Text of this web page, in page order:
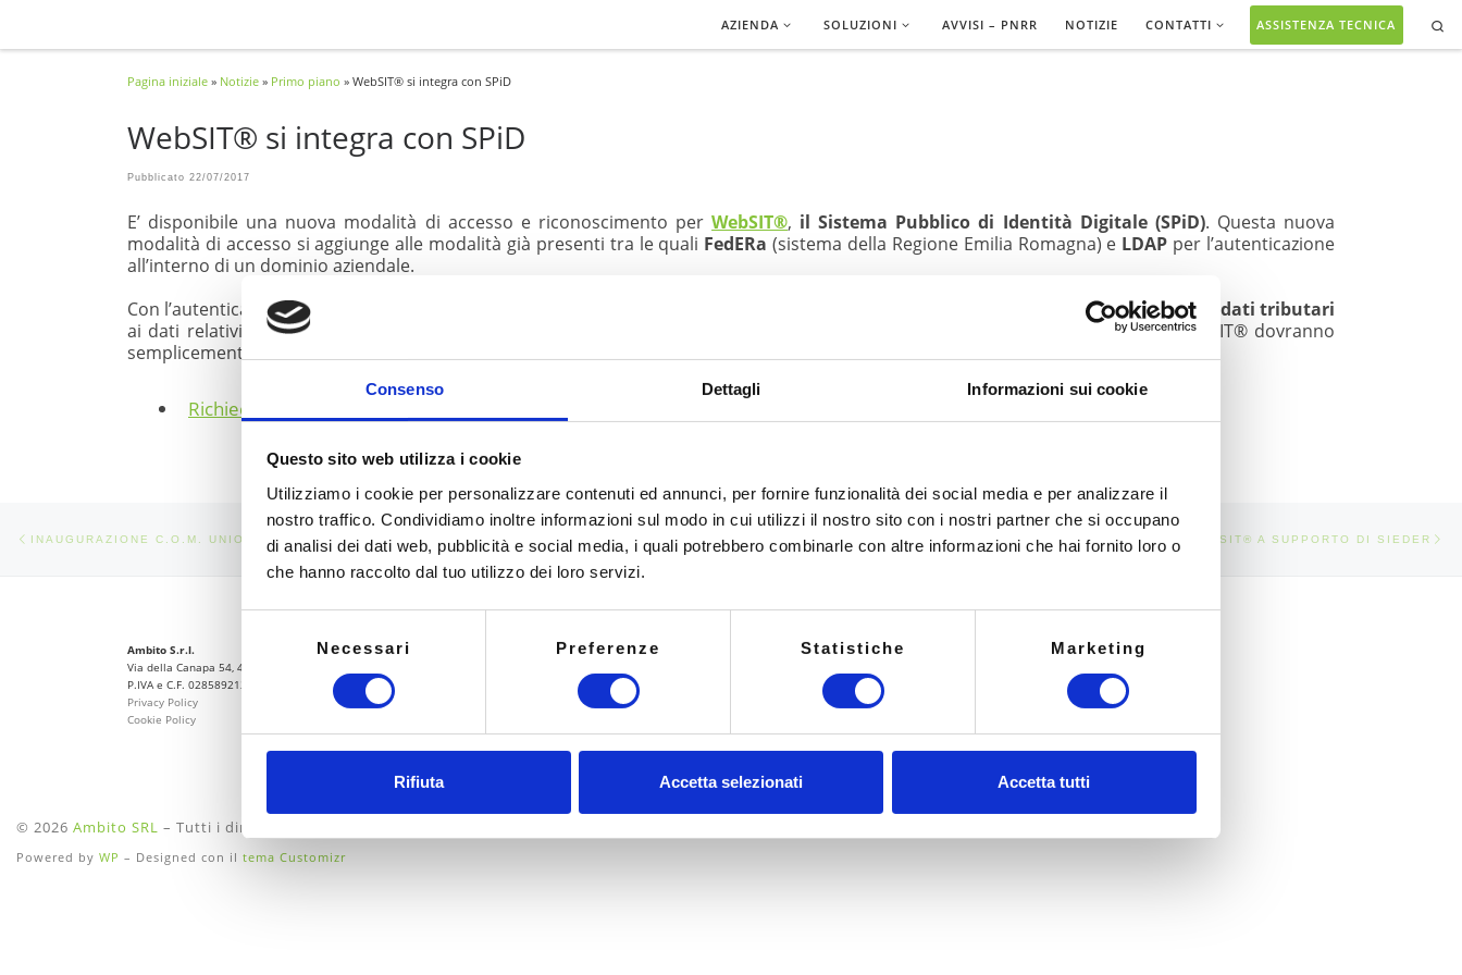
Consenso Dettagli Informazioni sui cookie
Questo sito web utilizza i cookie
Utilizziamo i cookie per personalizzare contenuti ed annunci, per fornire funzionalità dei social media e per analizzare il
nostro traffico. Condividiamo inoltre informazioni sul modo in cui utilizzi il nostro sito con i nostri partner che si occupano
di analisi dei dati web, pubblicità e social media, i quali potrebbero combinarle con altre informazioni che hai fornito loro o
che hanno raccolto dal tuo utilizzo dei loro servizi.
consenso
Necessari Preferenze Statistiche Marketing
Rifiuta Accetta selezionati Accetta tutti
AZIENDA SOLUZIONI AVVISI – PNRR NOTIZIE CONTATTI ASSISTENZA TECNICA
Pagina iniziale » Notizie » Primo piano » WebSIT® si integra con SPiD
WebSIT® si integra con SPiD
Pubblicato 22/07/2017
E’ disponibile una nuova modalità di accesso e riconoscimento perWebSIT®, il Sistema Pubblico di Identità Digitale (SPiD). Questa nuova
modalità di accesso si aggiunge alle modalità già presenti tra le quali FedERa (sistema della Regione Emilia Romagna) e LDAP per l’autenticazione
all’interno di un dominio aziendale.
Con l’autenticazioneSPiD proprietà catastali
dati tributari
ai dati relativi alla sua
in tutta sicurezza. Gli Enti che desiderano abilitare l’accesso SPiD sul sistema WebSIT® dovranno
semplicemente fare una richiesta di abilitazione.
Richiedi la demo gratuita
Navigazione articoli
INAUGURAZIONE C.O.M. UNIONE DEI COMUNI APPENNINO BOLOGNESE RITORNA ALLA LISTA DEGLI ARTICOLI ACI E WEBSIT® A SUPPORTO DI SIEDER
Ambito S.r.l.
Via della Canapa 54, 44042 Cento (FE)
P.IVA e C.F. 02858921204
Privacy Policy
Cookie Policy
Link Utili
Home
Assistenza Tecnica
Notizie
Contatti
Contatti
Email: info@ambito.it
ambito@pec.ambito.it
051 686 12 82
© 2026 Ambito SRL – Tutti i diritti riservati
Powered by WP – Designed con il tema Customizr